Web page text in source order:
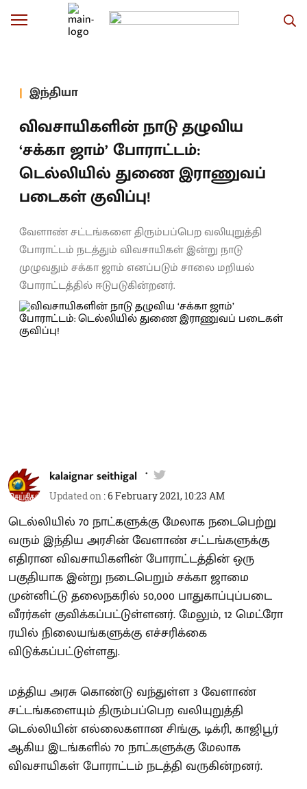
இந்தியா
விவசாயிகளின் நாடு தழுவிய
‘சக்கா ஜாம்’ போராட்டம்:
டெல்லியில் துணை இராணுவப்
படைகள் குவிப்பு!
வேளாண் சட்டங்களை திரும்பப்பெற வலியுறுத்தி
போராட்டம் நடத்தும் விவசாயிகள் இன்று நாடு
முழுவதும் சக்கா ஜாம் எனப்படும் சாலை மறியல்
போராட்டத்தில் ஈடுபடுகின்றனர்.
kalaignar seithigal
Updated on :6 February 2021, 10:23 AM
டெல்லியில் 70 நாட்களுக்கு மேலாக நடைபெற்று
வரும் இந்திய அரசின் வேளாண் சட்டங்களுக்கு
எதிரான விவசாயிகளின் போராட்டத்தின் ஒரு
பகுதியாக இன்று நடைபெறும் சக்கா ஜாமை
முன்னிட்டு தலைநகரில் 50,000 பாதுகாப்புப்படை
வீரர்கள் குவிக்கப்பட்டுள்ளனர். மேலும், 12 மெட்ரோ
ரயில் நிலையங்களுக்கு எச்சரிக்கை
விடுக்கப்பட்டுள்ளது.
மத்திய அரசு கொண்டு வந்துள்ள 3 வேளாண்
சட்டங்களையும் திரும்பப்பெற வலியுறுத்தி
டெல்லியின் எல்லைகளான சிங்கு, டிக்ரி, காஜிபூர்
ஆகிய இடங்களில் 70 நாட்களுக்கு மேலாக
விவசாயிகள் போராட்டம் நடத்தி வருகின்றனர்.